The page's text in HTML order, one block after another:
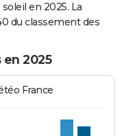
en 2025. La
du classement des
2025
France